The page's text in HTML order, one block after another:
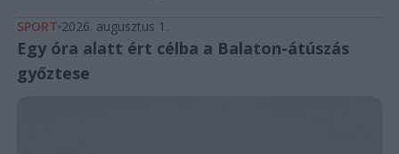
SPORT 2026. augusztus 1.
Egy óra alatt ért célba a Balaton-átúszás
győztese